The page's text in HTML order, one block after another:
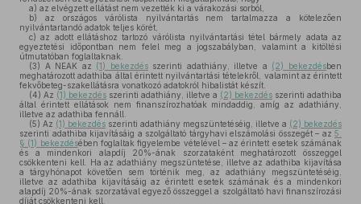
a) az elvégzett ellátást nem vezették ki a várakozási sorból,
b) az országos várólista nyilvántartás nem tartalmazza a kötelezően
nyilvántartandó adatok teljes körét,
c) az adott ellátáshoz tartozó várólista nyilvántartási tétel bármely adata az
egyeztetési időpontban nem felel meg a jogszabályban, valamint a kitöltési
útmutatóban foglaltaknak.
(3) A NEAK az (1) bekezdésszerinti adathiány, illetve a (2) bekezdésben
meghatározott adathiba által érintett nyilvántartási tételekről, valamint az érintett
fekvőbeteg-szakellátásra vonatkozó adatokról hibalistát készít.
(4) Az (1) bekezdés szerinti adathiány, illetve a (2) bekezdés szerinti adathiba
által érintett ellátások nem finanszírozhatóak mindaddig, amíg az adathiány,
illetve az adathiba fennáll.
(5) Az (1) bekezdés szerinti adathiány megszüntetéséig, illetve a (2) bekezdés
szerinti adathiba kijavításáig a szolgáltató tárgyhavi elszámolási összegét – az 5.
§ (1) bekezdésében foglaltak figyelembe vételével – az érintett esetek számának
és a mindenkori alapdíj 20%-ának szorzataként meghatározott összeggel
csökkenteni kell. Ha az adathiány megszüntetése, illetve az adathiba kijavítása
a tárgyhónapot követően sem történik meg, az adathiány megszüntetéséig,
illetve az adathiba kijavításáig az érintett esetek számának és a mindenkori
alapdíj 20%-ának szorzatával egyező összeggel a szolgáltató havi finanszírozási
díját csökkenteni kell.